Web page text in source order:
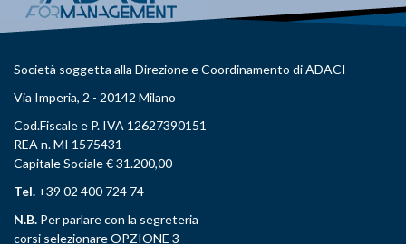
Società soggetta alla Direzione e Coordinamento di ADACI
Via Imperia, 2 - 20142 Milano
Cod.Fiscale e P. IVA 12627390151
REA n. MI 1575431
Capitale Sociale € 31.200,00
Tel. +39 02 400 724 74
N.B. Per parlare con la segreteria
corsi selezionare OPZIONE 3